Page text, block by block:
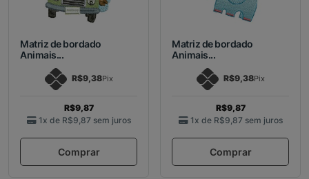
Matriz de bordado
Animais...
R$9,38Pix
R$9,87
1x de R$9,87 sem juros
Comprar
Matriz de bordado
Animais...
R$9,38Pix
R$9,87
1x de R$9,87 sem juros
Comprar